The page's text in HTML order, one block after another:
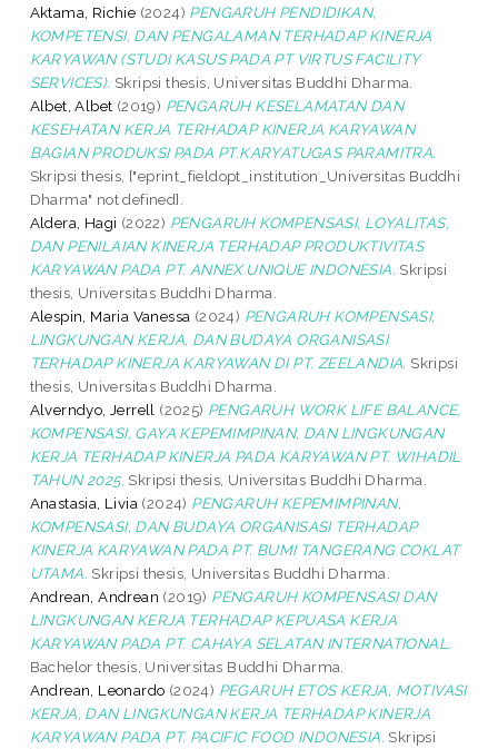
Aktama, Richie (2024) PENGARUH PENDIDIKAN,
KOMPETENSI, DAN PENGALAMAN TERHADAP KINERJA
KARYAWAN (STUDI KASUS PADA PT VIRTUS FACILITY
SERVICES). Skripsi thesis, Universitas Buddhi Dharma.
Albet, Albet (2019) PENGARUH KESELAMATAN DAN
KESEHATAN KERJA TERHADAP KINERJA KARYAWAN
BAGIAN PRODUKSI PADA PT.KARYATUGAS PARAMITRA.
Skripsi thesis, ["eprint_fieldopt_institution_Universitas Buddhi
Dharma" not defined].
Aldera, Hagi (2022) PENGARUH KOMPENSASI, LOYALITAS,
DAN PENILAIAN KINERJA TERHADAP PRODUKTIVITAS
KARYAWAN PADA PT. ANNEX UNIQUE INDONESIA. Skripsi
thesis, Universitas Buddhi Dharma.
Alespin, Maria Vanessa (2024) PENGARUH KOMPENSASI,
LINGKUNGAN KERJA, DAN BUDAYA ORGANISASI
TERHADAP KINERJA KARYAWAN DI PT. ZEELANDIA. Skripsi
thesis, Universitas Buddhi Dharma.
Alverndyo, Jerrell (2025) PENGARUH WORK LIFE BALANCE,
KOMPENSASI, GAYA KEPEMIMPINAN, DAN LINGKUNGAN
KERJA TERHADAP KINERJA PADA KARYAWAN PT. WIHADIL
TAHUN 2025. Skripsi thesis, Universitas Buddhi Dharma.
Anastasia, Livia (2024) PENGARUH KEPEMIMPINAN,
KOMPENSASI, DAN BUDAYA ORGANISASI TERHADAP
KINERJA KARYAWAN PADA PT. BUMI TANGERANG COKLAT
UTAMA. Skripsi thesis, Universitas Buddhi Dharma.
Andrean, Andrean (2019) PENGARUH KOMPENSASI DAN
LINGKUNGAN KERJA TERHADAP KEPUASA KERJA
KARYAWAN PADA PT. CAHAYA SELATAN INTERNATIONAL.
Bachelor thesis, Universitas Buddhi Dharma.
Andrean, Leonardo (2024) PEGARUH ETOS KERJA, MOTIVASI
KERJA, DAN LINGKUNGAN KERJA TERHADAP KINERJA
KARYAWAN PADA PT. PACIFIC FOOD INDONESIA. Skripsi